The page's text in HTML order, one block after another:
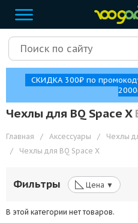
СКИДКА 300₽ по
Чехлы для BQ Space X
Главная / Аксессуары / Чехлы
/
Чехлы для BQ Space X
Фильтры ◺ Цена ▼
В этой категории нет товаров.